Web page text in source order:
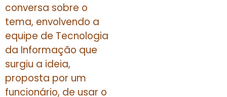
conversa sobre o
tema, envolvendo a
equipe de Tecnologia
da Informação que
surgiu a ideia,
proposta por um
funcionário, de usar o